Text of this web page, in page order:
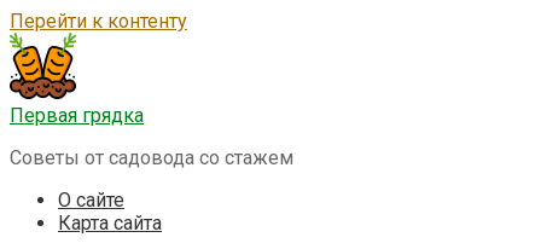
Перейти к контенту
Первая грядка
Советы от садовода со стажем
О сайте
Карта сайта